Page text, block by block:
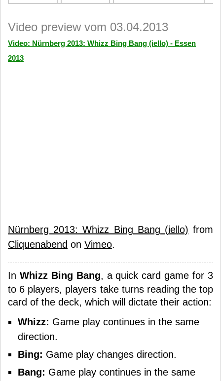
Video preview vom 03.04.2013
Video: Nürnberg 2013: Whizz Bing Bang (iello) - Essen
2013
Nürnberg 2013: Whizz Bing Bang (iello) from
Cliquenabend on Vimeo.
In Whizz Bing Bang, a quick card game for 3
to 6 players, players take turns reading the top
card of the deck, which will dictate their action:
Whizz: Game play continues in the same
direction.
Bing: Game play changes direction.
Bang: Game play continues in the same